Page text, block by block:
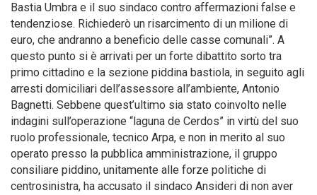
Bastia Umbra e il suo sindaco contro affermazioni false e
tendenziose. Richiederò un risarcimento di un milione di
euro, che andranno a beneficio delle casse comunali”. A
questo punto si è arrivati per un forte dibattito sorto tra
primo cittadino e la sezione piddina bastiola, in seguito agli
arresti domiciliari dell’assessore all’ambiente, Antonio
Bagnetti. Sebbene quest’ultimo sia stato coinvolto nelle
indagini sull’operazione “laguna de Cerdos” in virtù del suo
ruolo professionale, tecnico Arpa, e non in merito al suo
operato presso la pubblica amministrazione, il gruppo
consiliare piddino, unitamente alle forze politiche di
centrosinistra, ha accusato il sindaco Ansideri di non aver